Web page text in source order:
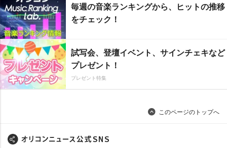
毎週の音楽ランキングから、ヒットの推移
をチェック！
試写会、登壇イベント、サインチェキなど
プレゼント！
プレゼント特集
このページのトップへ